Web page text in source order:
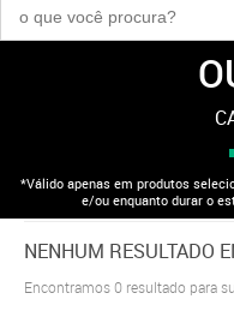
*Válido apenas em produtos
e/ou enquanto durar o
NENHUM RESULTADO
Encontramos0 resultado para